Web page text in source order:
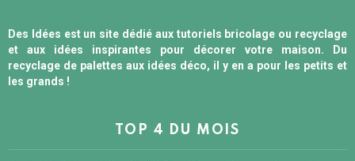
Des Idées est un site dédié aux tutoriels bricolage ou recyclage
et aux idées inspirantes pour décorer votre maison. Du
recyclage de palettes aux idées déco, il y en a pour les petits et
les grands !
TOP 4 DU MOIS